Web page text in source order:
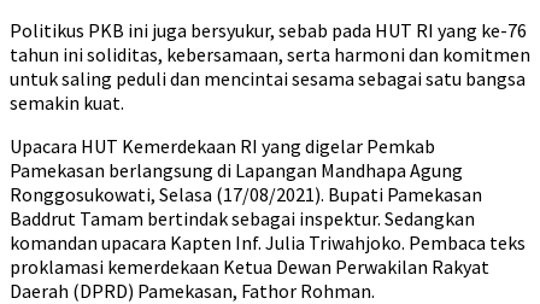
Politikus PKB ini juga bersyukur, sebab pada HUT RI yang ke-76
tahun ini soliditas, kebersamaan, serta harmoni dan komitmen
untuk saling peduli dan mencintai sesama sebagai satu bangsa
semakin kuat.
Upacara HUT Kemerdekaan RI yang digelar Pemkab
Pamekasan berlangsung di Lapangan Mandhapa Agung
Ronggosukowati, Selasa (17/08/2021). Bupati Pamekasan
Baddrut Tamam bertindak sebagai inspektur. Sedangkan
komandan upacara Kapten Inf. Julia Triwahjoko. Pembaca teks
proklamasi kemerdekaan Ketua Dewan Perwakilan Rakyat
Daerah (DPRD) Pamekasan, Fathor Rohman.